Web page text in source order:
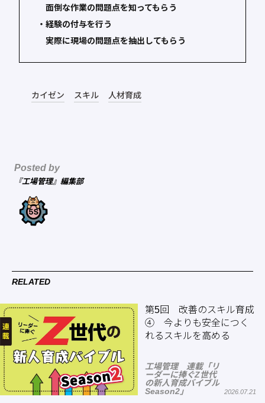
面倒な作業の問題点を知ってもらう
・経験の付与を行う
実際に現場の問題点を抽出してもらう
カイゼン スキル 人材育成
Posted by
『工場管理』編集部
RELATED
第5回 改善のスキル育成
④ 今よりも安全につく
れるスキルを高める
工場管理 連載「リ
ーダーに捧ぐZ世代
の新人育成バイブル
Season2」
2026.07.21